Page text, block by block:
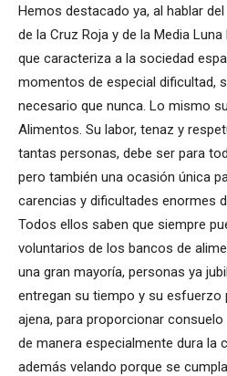
Hemos destacado ya, al hablar
de la Cruz Roja y de la Media
que caracteriza a la sociedad
momentos de especial dificultad,
necesario que nunca. Lo mismo
Alimentos. Su labor, tenaz y
tantas personas, debe ser para
pero también una ocasión única
carencias y dificultades enormes
Todos ellos saben que siempre
voluntarios de los bancos de
una gran mayoría, personas ya
entregan su tiempo y su esfuerzo
ajena, para proporcionar
de manera especialmente dura la
además velando porque se